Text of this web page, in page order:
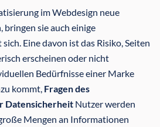
im Webdesign neue
sie auch einige
Eine davon ist das Risiko, Seiten
erscheinen oder nicht
Bedürfnisse einer Marke
kommt, Fragen des
Datensicherheit Nutzer werden
Mengen an Informationen